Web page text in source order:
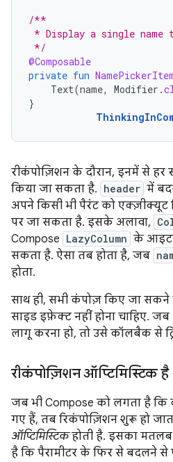
/**
* Display a single name
*/
@Composable
private fun
Text(name, Modifier .
}
रीकंपोज़िशन के दौरान, इनमें से हर
किया जा सकता है. header में
अपने किसी भी पैरंट को एक्ज़ीक्यूट
पर जा सकता है. इसके अलावा,
Compose LazyColumn के
सकता है. ऐसा तब होता है, जब
होता.
साथ ही, सभी कंपोज़ किए जा
साइड इफ़ेक्ट नहीं होना चाहिए.
लागू करना हो, तो उसे कॉलबैक से
रीकंपोज़िशन ऑप्टिमिस्टिक है
जब भी Compose को लगता है
गए हैं, तब रिकंपोज़िशन शुरू हो
ऑप्टिमिस्टिकहोती है. इसका मतलब
है कि पैरामीटर के फिर से बदलने से